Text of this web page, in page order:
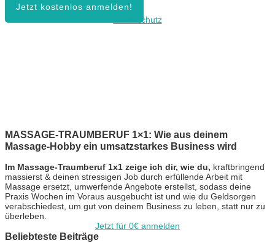
Jetzt kostenlos anmelden!
Datenschutz
MASSAGE-TRAUMBERUF 1×1: Wie aus deinem
Massage-Hobby ein umsatzstarkes Business wird
Im Massage-Traumberuf 1x1 zeige ich dir, wie du, kraftbringend
massierst & deinen stressigen Job durch erfüllende Arbeit mit
Massage ersetzt, umwerfende Angebote erstellst, sodass deine
Praxis Wochen im Voraus ausgebucht ist und wie du Geldsorgen
verabschiedest, um gut von deinem Business zu leben, statt nur zu
überleben.
Jetzt für 0€ anmelden
Beliebteste Beiträge